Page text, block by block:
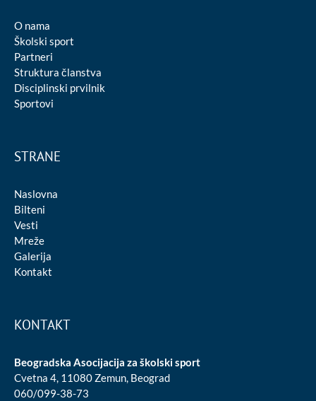
O nama
Školski sport
Partneri
Struktura članstva
Disciplinski prvilnik
Sportovi
STRANE
Naslovna
Bilteni
Vesti
Mreže
Galerija
Kontakt
KONTAKT
Beogradska Asocijacija za školski sport
Cvetna 4, 11080 Zemun, Beograd
060/099-38-73